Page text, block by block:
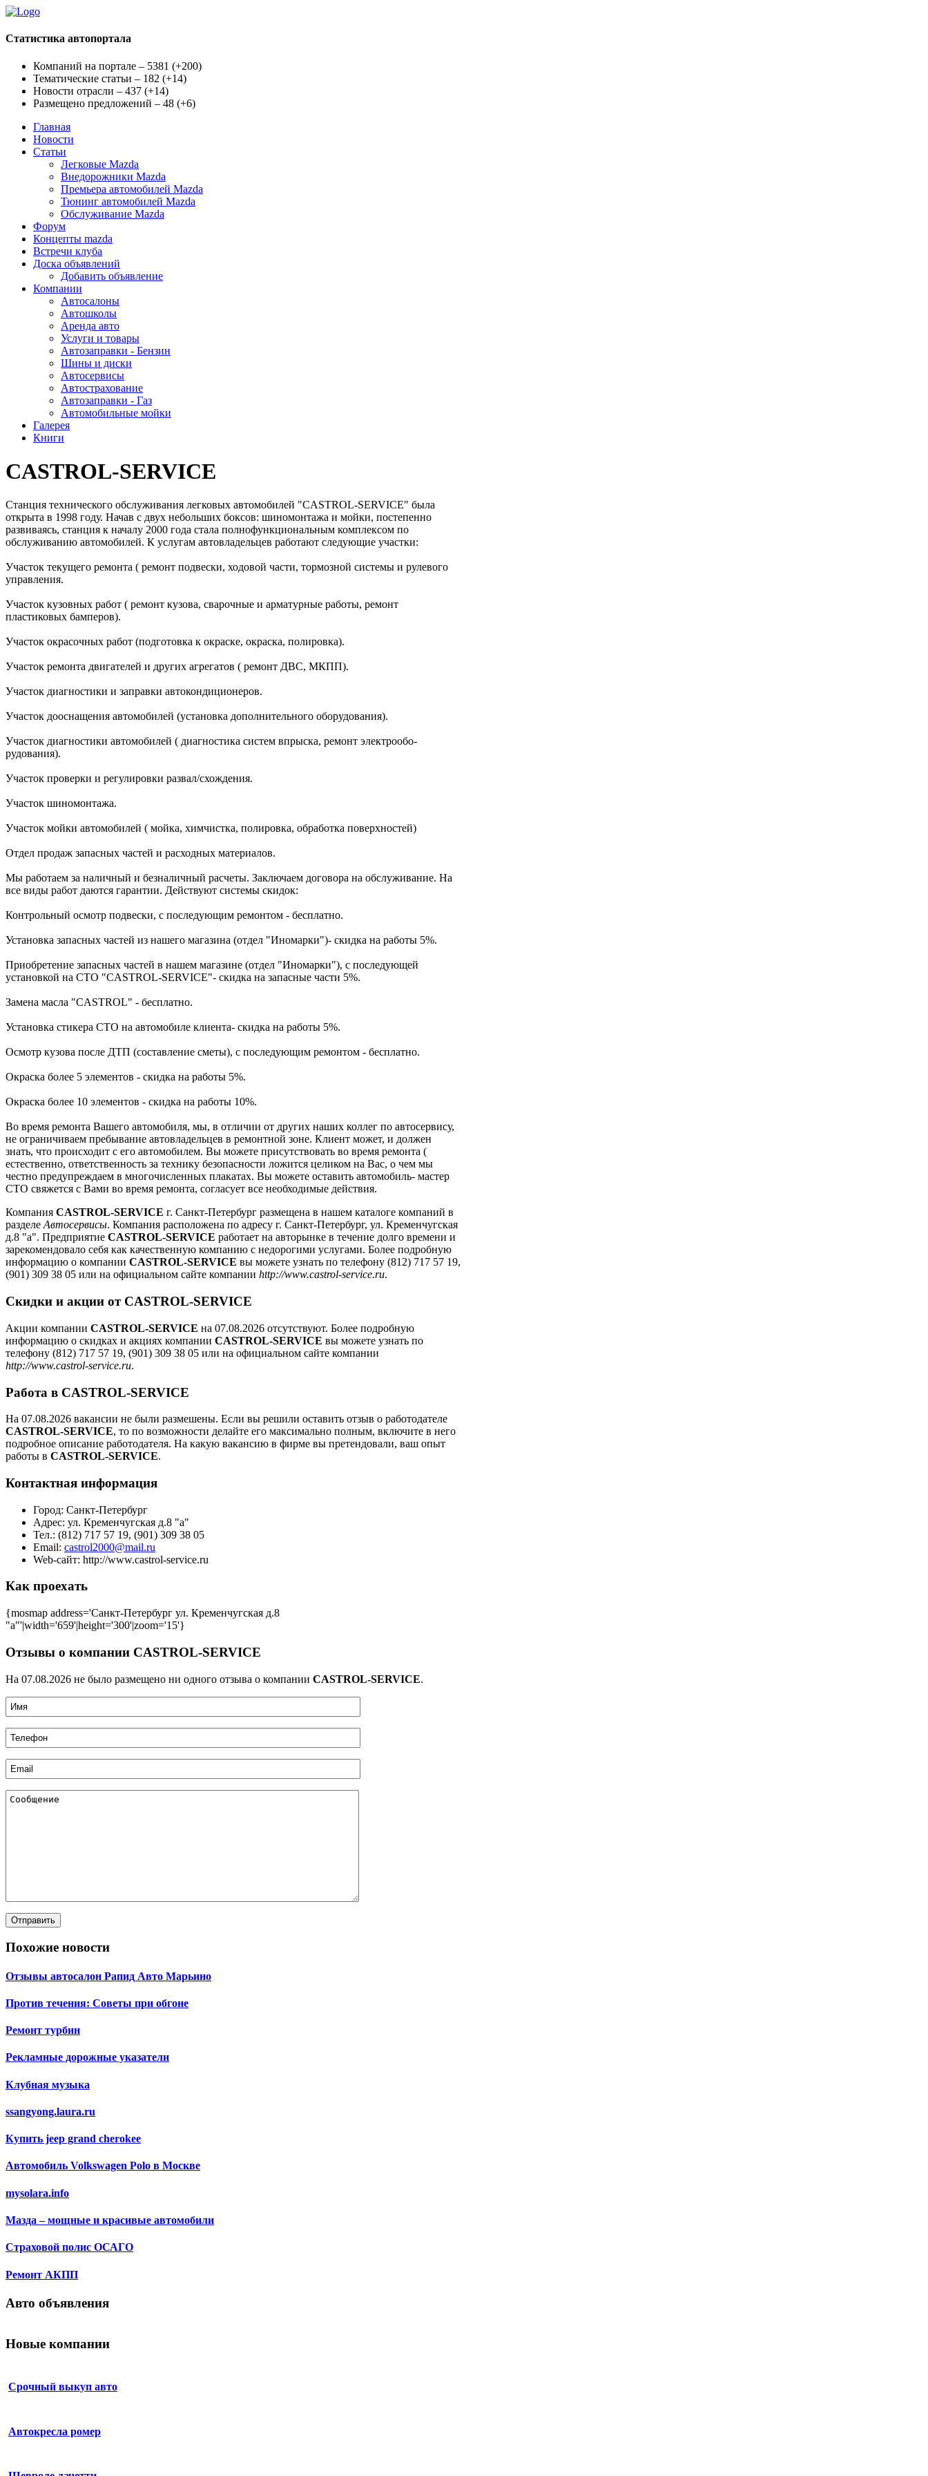
Статистика автопортала
Компаний на портале – 5381 (+200)
Тематические статьи – 182 (+14)
Новости отрасли – 437 (+14)
Размещено предложений – 48 (+6)
Главная
Новости
Статьи
Легковые Mazda
Внедорожники Mazda
Премьера автомобилей Mazda
Тюнинг автомобилей Mazda
Обслуживание Mazda
Форум
Концепты mazda
Встречи клуба
Доска объявлений
Добавить объявление
Компании
Автосалоны
Автошколы
Аренда авто
Услуги и товары
Автозаправки - Бензин
Шины и диски
Автосервисы
Автострахование
Автозаправки - Газ
Автомобильные мойки
Галерея
Книги
CASTROL-SERVICE
Станция технического обслуживания легковых автомобилей "CASTROL-SERVICE" была
открыта в 1998 году. Начав с двух небольших боксов: шиномонтажа и мойки, постепенно
развиваясь, станция к началу 2000 года стала полнофункциональным комплексом по
обслуживанию автомобилей. К услугам автовладельцев работают следующие участки:
Участок текущего ремонта ( ремонт подвески, ходовой части, тормозной системы и рулевого
управления.
Участок кузовных работ ( ремонт кузова, сварочные и арматурные работы, ремонт
пластиковых бамперов).
Участок окрасочных работ (подготовка к окраске, окраска, полировка).
Участок ремонта двигателей и других агрегатов ( ремонт ДВС, МКПП).
Участок диагностики и заправки автокондиционеров.
Участок дооснащения автомобилей (установка дополнительного оборудования).
Участок диагностики автомобилей ( диагностика систем впрыска, ремонт электрообо-
рудования).
Участок проверки и регулировки развал/схождения.
Участок шиномонтажа.
Участок мойки автомобилей ( мойка, химчистка, полировка, обработка поверхностей)
Отдел продаж запасных частей и расходных материалов.
Мы работаем за наличный и безналичный расчеты. Заключаем договора на обслуживание. На
все виды работ даются гарантии. Действуют системы скидок:
Контрольный осмотр подвески, с последующим ремонтом - бесплатно.
Установка запасных частей из нашего магазина (отдел "Иномарки")- скидка на работы 5%.
Приобретение запасных частей в нашем магазине (отдел "Иномарки"), с последующей
установкой на СТО "CASTROL-SERVICE"- скидка на запасные части 5%.
Замена масла "CASTROL" - бесплатно.
Установка стикера СТО на автомобиле клиента- скидка на работы 5%.
Осмотр кузова после ДТП (составление сметы), с последующим ремонтом - бесплатно.
Окраска более 5 элементов - скидка на работы 5%.
Окраска более 10 элементов - скидка на работы 10%.
Во время ремонта Вашего автомобиля, мы, в отличии от других наших коллег по автосервису,
не ограничиваем пребывание автовладельцев в ремонтной зоне. Клиент может, и должен
знать, что происходит с его автомобилем. Вы можете присутствовать во время ремонта (
естественно, ответственность за технику безопасности ложится целиком на Вас, о чем мы
честно предупреждаем в многочисленных плакатах. Вы можете оставить автомобиль- мастер
СТО свяжется с Вами во время ремонта, согласует все необходимые действия.
Компания CASTROL-SERVICE г. Санкт-Петербург размещена в нашем каталоге компаний в
разделеАвтосервисы. Компания расположена по адресу г. Санкт-Петербург, ул. Кременчугская
д.8 "а". Предприятие CASTROL-SERVICE работает на авторынке в течение долго времени и
зарекомендовало себя как качественную компанию с недорогими услугами. Более подробную
информацию о компании CASTROL-SERVICE вы можете узнать по телефону (812) 717 57 19,
(901) 309 38 05 или на официальном сайте компании http://www.castrol-service.ru.
Скидки и акции от CASTROL-SERVICE
Акции компании CASTROL-SERVICE на 07.08.2026 отсутствуют. Более подробную
информацию о скидках и акциях компании CASTROL-SERVICE вы можете узнать по
телефону (812) 717 57 19, (901) 309 38 05 или на официальном сайте компании
http://www.castrol-service.ru.
Работа в CASTROL-SERVICE
На 07.08.2026 вакансии не были размешены. Если вы решили оставить отзыв о работодателе
CASTROL-SERVICE, то по возможности делайте его максимально полным, включите в него
подробное описание работодателя. На какую вакансию в фирме вы претендовали, ваш опыт
работы в CASTROL-SERVICE.
Контактная информация
Город: Санкт-Петербург
Адрес: ул. Кременчугская д.8 "а"
Тел.: (812) 717 57 19, (901) 309 38 05
Email: castrol2000@mail.ru
Web-сайт: http://www.castrol-service.ru
Как проехать
{mosmap address='Санкт-Петербург ул. Кременчугская д.8
"а"'|width='659'|height='300'|zoom='15'}
Отзывы о компании CASTROL-SERVICE
На 07.08.2026 не было размещено ни одного отзыва о компании CASTROL-SERVICE.
Похожие новости
Отзывы автосалон Рапид Авто Марьино
Против течения: Советы при обгоне
Ремонт турбин
Рекламные дорожные указатели
Клубная музыка
ssangyong.laura.ru
Купить jeep grand cherokee
Автомобиль Volkswagen Polo в Москве
mysolara.info
Мазда – мощные и красивые автомобили
Страховой полис ОСАГО
Ремонт АКПП
Авто объявления
Новые компании
Срочный выкуп авто
Автокресла ромер